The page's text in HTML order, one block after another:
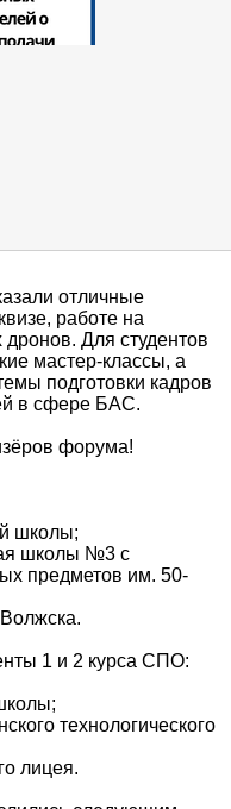
отличные
работе на
Для студентов
мастер-классы, а
подготовки кадров
в сфере БАС.
форума!
школы;
школы №3 с
предметов им. 50-
1 и 2 курса СПО:
технологического
лицея.